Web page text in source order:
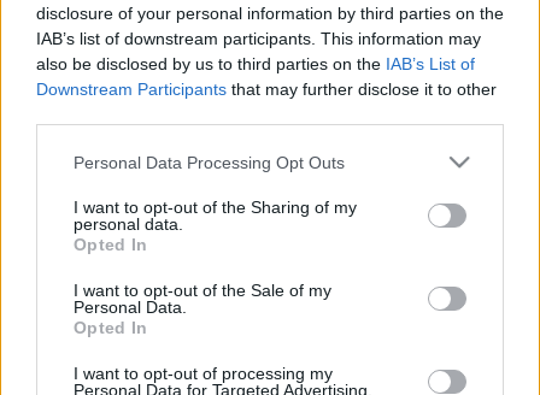
disclosure of your personal information by third parties on the
IAB’s list of downstream participants. This information may
also be disclosed by us to third parties on the IAB’s List of
Downstream Participants that may further disclose it to other
Please note that this website/app uses one or more Google
not limited to your visit or usage behaviour. You may click to
grant or deny consent to Google and its third-party tags to
use your data for below specified purposes in below Google
consent section.
Personal Data Processing Opt Outs
I want to opt-out of the Sharing of my
personal data.
Opted In
I want to opt-out of the Sale of my
Personal Data.
Opted In
I want to opt-out of processing my
Personal Data for Targeted Advertising.